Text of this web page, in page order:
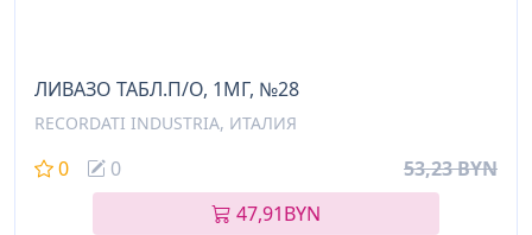
ЛИВАЗО ТАБЛ.П/О, 1МГ, №28
RECORDATI INDUSTRIA, ИТАЛИЯ
0 0
53,23 BYN
47,91BYN